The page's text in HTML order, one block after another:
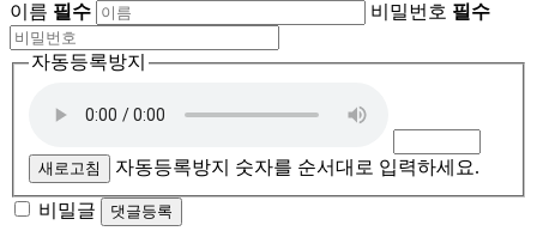
이름 필수 비밀번호 필수
자동등록방지
새로고침 자동등록방지 숫자를 순서대로 입력하세요.
비밀글 댓글등록